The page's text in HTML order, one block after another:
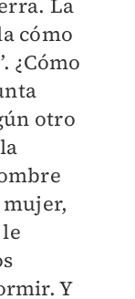
La
cómo
¿Cómo
otro
mujer,
Y